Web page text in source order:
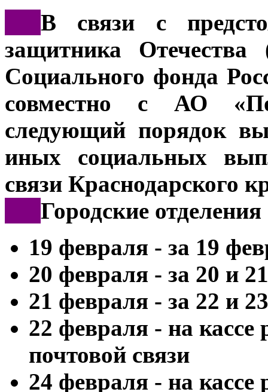
В связи с
защитника
Социального фонда
совместно с АО
следующий порядок
иных социальных
связи Краснодарского
Городские
19 февраля - за 19
20 февраля - за 20 и
21 февраля - за 22 и
22 февраля - на
почтовой связи
24 февраля - на